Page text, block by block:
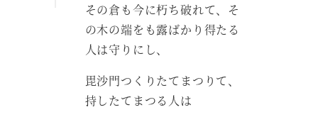
その倉も今に朽ち破れて、そ
の木の端をも露ばかり得たる
人は守りにし、
毘沙門つくりたてまつりて、
持したてまつる人は